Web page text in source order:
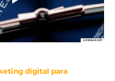
digital para